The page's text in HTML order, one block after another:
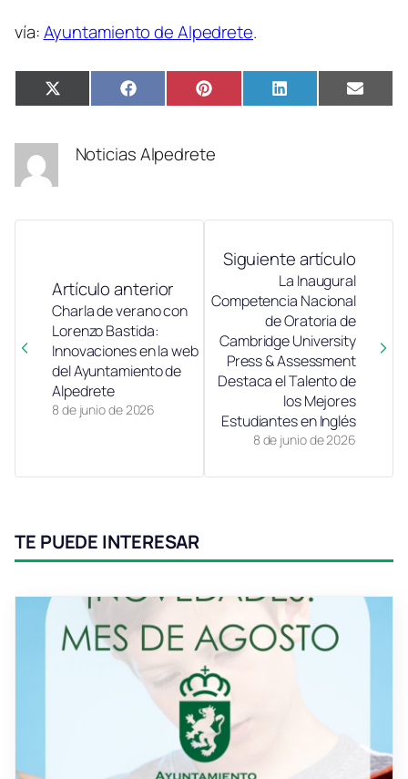
vía:Ayuntamiento de Alpedrete.
Compartir
en
X
(Twitter)
Compartir
en
FacebookCompartir
en
PinterestCompartir
en
LinkedIn
en
Email
Noticias Alpedrete
Artículo anterior
8 de junio de 2026
Charla de verano con
Lorenzo Bastida:
Innovaciones en la web
del Ayuntamiento de
Alpedrete
Siguiente artículo
8 de junio de 2026
La Inaugural
Competencia Nacional
de Oratoria de
Cambridge University
Press & Assessment
Destaca el Talento de
los Mejores
Estudiantes en Inglés
TE PUEDE INTERESAR